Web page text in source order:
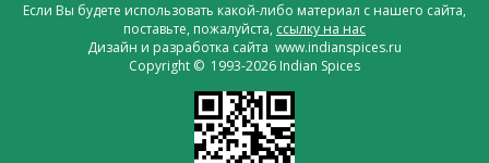
Если Вы будете использовать какой-либо материал с нашего сайта,
поставьте, пожалуйста, ссылку на нас
Дизайн и разработка сайта www.indianspices.ru
Copyright © 1993-2026 Indian Spices